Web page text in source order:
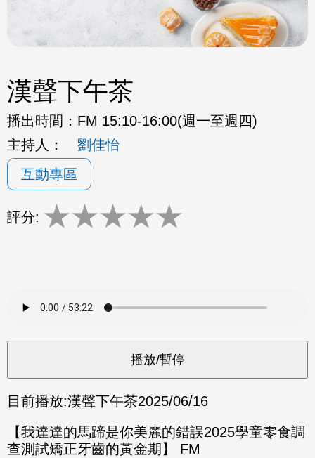
漢聲下午茶
播出時間： FM 15:10-16:00(週一至週四)
主持人：
劉佳怡
互動專區
評分: ★★★★★
目前播放:漢聲下午茶2025/06/16
【我達達的馬蹄是你美麗的錯誤2025學童零食調
查測試矯正牙齒的黃金期】 FM